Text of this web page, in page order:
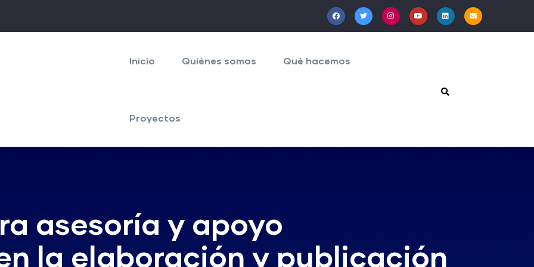
principal
Inicio Quiénes somos Qué hacemos
Proyectos
asesoría y apoyo
la elaboración y publicación